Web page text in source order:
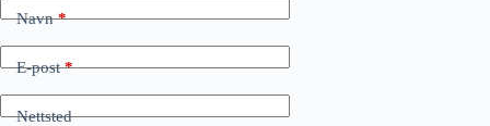
Navn*
E-post*
Nettsted